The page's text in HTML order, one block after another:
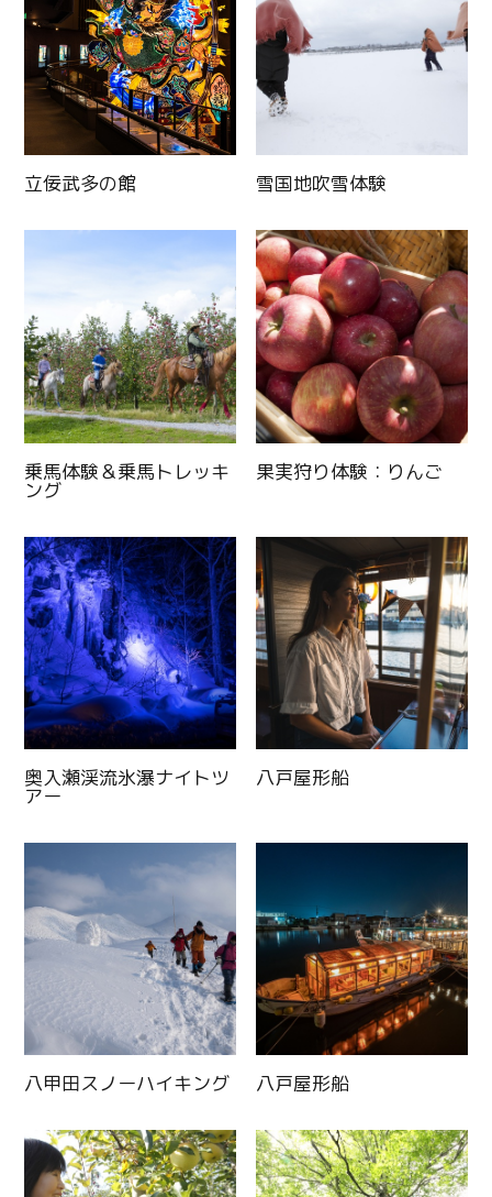
立佞武多の館 雪国地吹雪体験
乗馬体験＆乗馬トレッキ
ング
果実狩り体験：りんご
奥入瀬渓流氷瀑ナイトツ
アー
八戸屋形船
八甲田スノーハイキング 八戸屋形船